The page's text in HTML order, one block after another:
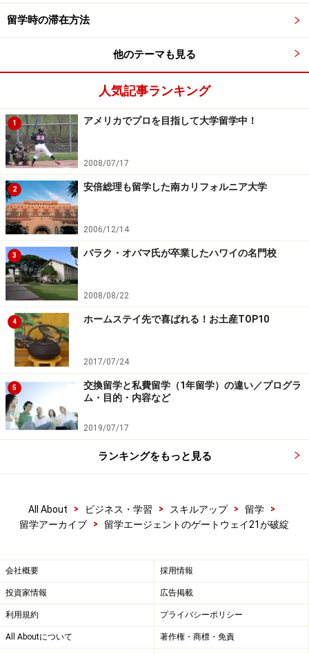
留学時の滞在方法
他のテーマも見る
人気記事ランキング
1 アメリカでプロを目指して大学留学中！
2008/07/17
2 安倍総理も留学した南カリフォルニア大学
2006/12/14
3 バラク・オバマ氏が卒業したハワイの名門校
2008/08/22
4 ホームステイ先で喜ばれる！お土産TOP10
2017/07/24
5
交換留学と私費留学（1年留学）の違い／プログラ
ム・目的・内容など
2019/07/17
ランキングをもっと見る
All About > ビジネス・学習 > スキルアップ > 留学
>
留学アーカイブ
> 留学エージェントのゲートウェイ21が破綻
会社概要 採用情報
投資家情報 広告掲載
利用規約 プライバシーポリシー
All Aboutについて 著作権・商標・免責